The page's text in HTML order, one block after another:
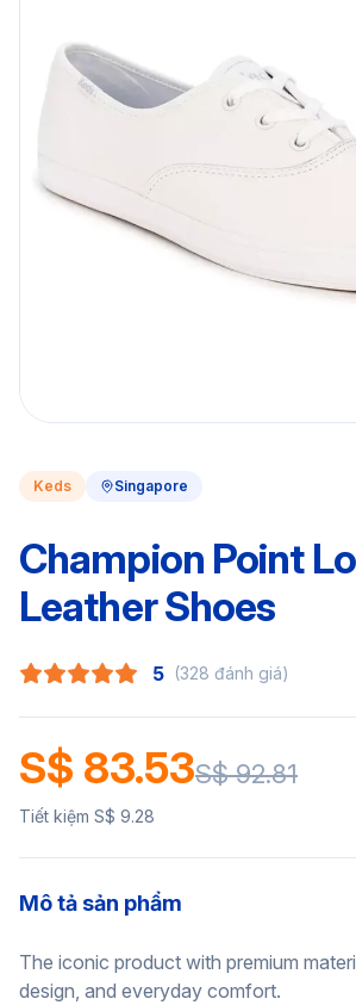
Keds Singapore
Champion Point
Leather Shoes
5 (328 đánh giá)
S$ 83.53S$ 92.81
Tiết kiệm S$ 9.28
Mô tả sản phẩm
The iconic product with premium
design, and everyday comfort.